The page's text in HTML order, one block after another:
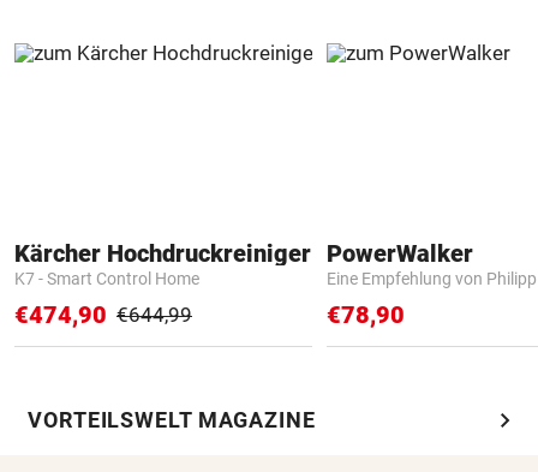
Kärcher Hochdruckreiniger
K7 - Smart Control Home
€474,90 €644,99
PowerWalker
Eine Empfehlung von
€78,90
VORTEILSWELT MAGAZINE chevron_right